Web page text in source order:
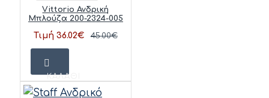
Vittorio Ανδρική
Μπλούζα 200-2324-005
Τιμή 36.02€ 45.00€
ΚΑΛΆΘΙ